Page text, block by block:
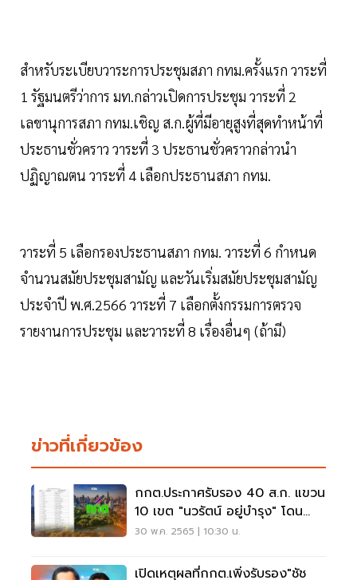
สำหรับระเบียบวาระการประชุมสภา กทม.ครั้งแรก วาระที่
1 รัฐมนตรีว่าการ มท.กล่าวเปิดการประชุม วาระที่ 2
เลขานุการสภา กทม.เชิญ ส.ก.ผู้ที่มีอายุสูงที่สุดทำหน้าที่
ประธานชั่วคราว วาระที่ 3 ประธานชั่วคราวกล่าวนำ
ปฏิญาณตน วาระที่ 4 เลือกประธานสภา กทม.
วาระที่ 5 เลือกรองประธานสภา กทม. วาระที่ 6 กำหนด
จำนวนสมัยประชุมสามัญ และวันเริ่มสมัยประชุมสามัญ
ประจำปี พ.ศ.2566 วาระที่ 7 เลือกตั้งกรรมการตรวจ
รายงานการประชุม และวาระที่ 8 เรื่องอื่นๆ (ถ้ามี)
ข่าวที่เกี่ยวข้อง
กกต.ประกาศรับรอง 40 ส.ก. แขวน
10 เขต "นวรัตน์ อยู่บำรุง" โดน
ด้วย
30 พ.ค. 2565 | 10:30 น.
เปิดเหตุผลที่กกต.เพิ่งรับรอง"ชัช